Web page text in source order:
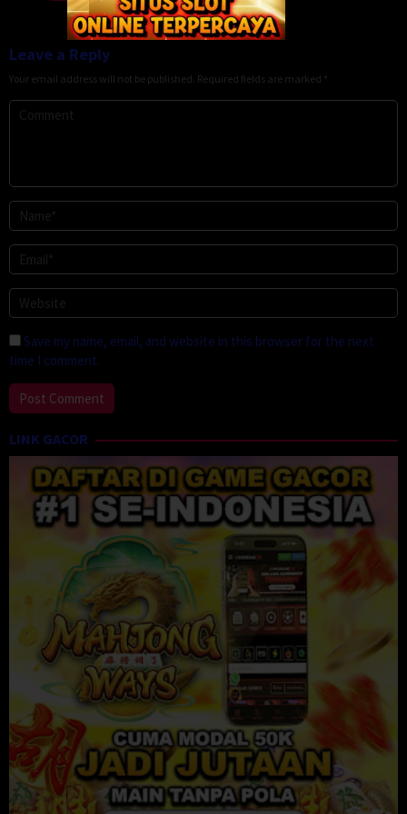
Leave a Reply
Your email address will not be published. Required fields are marked *
Save my name, email, and website in this browser for the next
time I comment.
LINK GACOR